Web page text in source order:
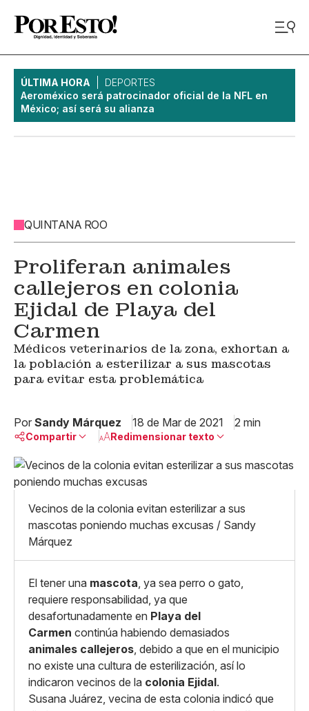
ÚLTIMA HORA
DEPORTES
Aeroméxico será patrocinador oficial de la NFL en
México; así será su alianza
QUINTANA ROO
Proliferan animales
callejeros en colonia
Ejidal de Playa del
Carmen
Médicos veterinarios de la zona, exhortan a
la población a esterilizar a sus mascotas
para evitar esta problemática
Por Sandy Márquez 18 de Mar de 2021 2 min
Compartir
Linkedin
X
Copiar enlace
Redimensionar texto
Mediano
Grande
Vecinos de la colonia evitan esterilizar a sus
mascotas poniendo muchas excusas / Sandy
Márquez
El tener una mascota, ya sea perro o gato,
requiere responsabilidad, ya que
desafortunadamente en Playa del
Carmen continúa habiendo demasiados
animales callejeros, debido a que en el municipio
no existe una cultura de esterilización, así lo
indicaron vecinos de la colonia Ejidal.
Susana Juárez, vecina de esta colonia indicó que